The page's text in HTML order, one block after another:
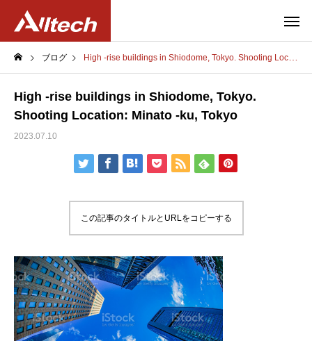
ブログ High -rise buildings in Shiodome, Tokyo. Shooting Location: Minato -ku, Tokyo
High -rise buildings in Shiodome, Tokyo.
Shooting Location: Minato -ku, Tokyo
2023.07.10
この記事のタイトルとURLをコピーする